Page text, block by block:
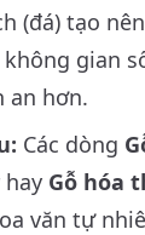
(đá) tạo
gian
an hơn.
Các dòng
hay Gỗ hóa
văn tự